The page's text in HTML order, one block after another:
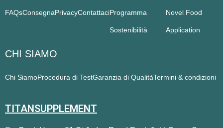
FAQsConsegnaPrivacyContattaciProgramma
Sostenibilità
Novel Food
Application
CHI SIAMO
Chi SiamoProcedura di TestGaranzia di QualitàTermini & condizioni
TITANSUPPLEMENT